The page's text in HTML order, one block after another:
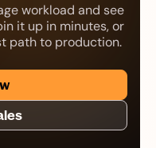
workload and see
it up in minutes, or
path to production.